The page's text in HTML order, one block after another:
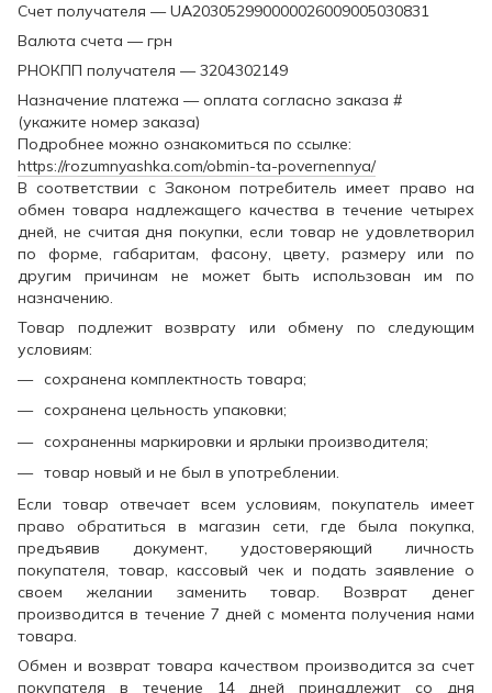
Счет получателя — UA203052990000026009005030831
Валюта счета — грн
РНОКПП получателя — 3204302149
Назначение платежа — оплата согласно заказа #
(укажите номер заказа)
Подробнее можно ознакомиться по ссылке:
https://rozumnyashka.com/obmin-ta-povernennya/
В соответствии с Законом потребитель имеет право на
обмен товара надлежащего качества в течение четырех
дней, не считая дня покупки, если товар не удовлетворил
по форме, габаритам, фасону, цвету, размеру или по
другим причинам не может быть использован им по
назначению.
Товар подлежит возврату или обмену по следующим
условиям:
сохранена комплектность товара;
сохранена цельность упаковки;
сохраненны маркировки и ярлыки производителя;
товар новый и не был в употреблении.
Если товар отвечает всем условиям, покупатель имеет
право обратиться в магазин сети, где была покупка,
предъявив документ, удостоверяющий личность
покупателя, товар, кассовый чек и подать заявление о
своем желании заменить товар. Возврат денег
производится в течение 7 дней с момента получения нами
товара.
Обмен и возврат товара качеством производится за счет
покупателя в течение 14 дней принадлежит со дня